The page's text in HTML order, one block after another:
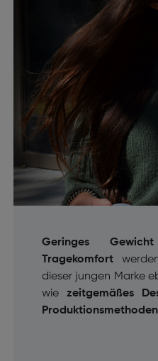
Geringes
Tragekomfort
dieser jungen Marke
wie zeitgemäßes
Produktionsmethoden